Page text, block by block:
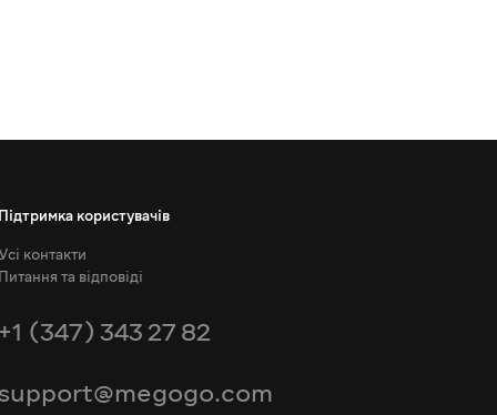
Підтримка користувачів
контакти
Питання та відповіді
+1 (347) 343 27 82
support@megogo.com